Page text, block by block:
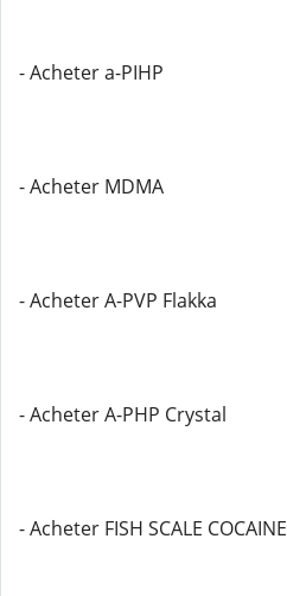
- Acheter a-PIHP
- Acheter MDMA
- Acheter A-PVP Flakka
- Acheter A-PHP Crystal
- Acheter FISH SCALE COCAINE